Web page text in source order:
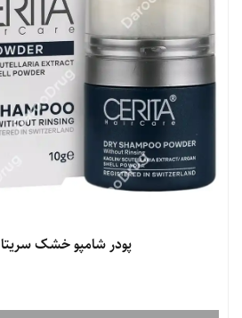
پودر شامپو خشک سریتا Cerita